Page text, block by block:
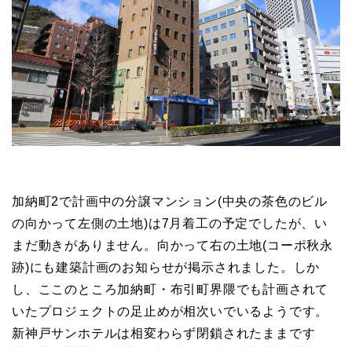
加納町2で計画中の分譲マンション(中央の茶色のビル
の向かって左側の土地)は7月着工の予定でしたが、い
まだ動きがありません。向かって右の土地(コーポ秋永
跡)にも建築計画のお知らせが掲示されました。しか
し、ここのところ加納町・布引町界隈でも計画されて
いたプロジェクトの足止めが相次いでいるようです。
新神戸サンホテルは相変わらず閉鎖されたままです